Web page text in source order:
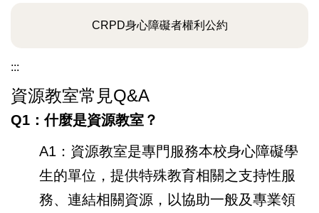
CRPD身心障礙者權利公約
:::
資源教室常見Q&A
Q1：什麼是資源教室？
A1：資源教室是專門服務本校身心障礙學
生的單位，提供特殊教育相關之支持性服
務、連結相關資源，以協助一般及專業領